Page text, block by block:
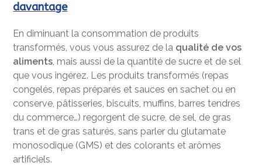
davantage
En diminuant la consommation de produits
transformés, vous vous assurez de la qualité de vos
aliments, mais aussi de la quantité de sucre et de sel
que vous ingérez. Les produits transformés (repas
congelés, repas préparés et sauces en sachet ou en
conserve, pâtisseries, biscuits, muffins, barres tendres
du commerce…) regorgent de sucre, de sel, de gras
trans et de gras saturés, sans parler du glutamate
monosodique (GMS) et des colorants et arômes
artificiels.